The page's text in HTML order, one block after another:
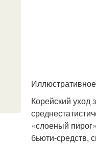
Корейский уход
«слоеный
бьюти-средств,